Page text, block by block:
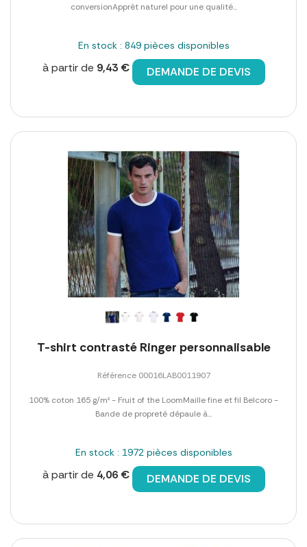
conversionApprêt naturel pour une qualité...
En stock : 849 pièces disponibles
à partir de 9,43 € DEMANDE DE DEVIS
T-shirt contrasté Ringer personnalisable
Référence 00016LAB0011907
100% coton 165 g/m² - Fruit of the LoomMaille fine et fil Belcoro -
Bande de propreté dépaule à...
En stock : 1972 pièces disponibles
à partir de 4,06 € DEMANDE DE DEVIS